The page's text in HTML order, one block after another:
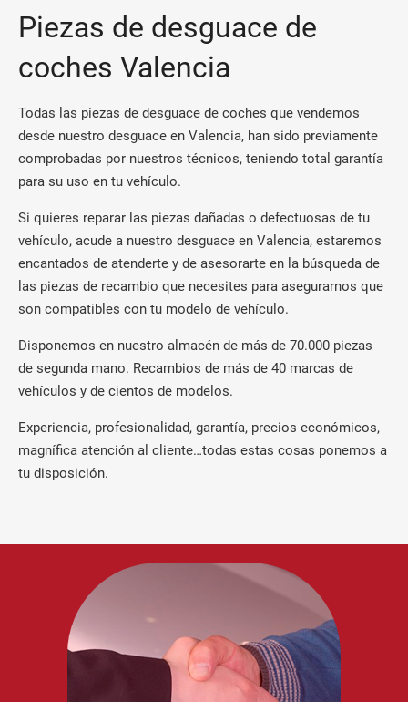
Piezas de desguace de
coches Valencia
Todas las piezas de desguace de coches que vendemos
desde nuestro desguace en Valencia, han sido previamente
comprobadas por nuestros técnicos, teniendo total garantía
para su uso en tu vehículo.
Si quieres reparar las piezas dañadas o defectuosas de tu
vehículo, acude a nuestro desguace en Valencia, estaremos
encantados de atenderte y de asesorarte en la búsqueda de
las piezas de recambio que necesites para asegurarnos que
son compatibles con tu modelo de vehículo.
Disponemos en nuestro almacén de más de 70.000 piezas
de segunda mano. Recambios de más de 40 marcas de
vehículos y de cientos de modelos.
Experiencia, profesionalidad, garantía, precios económicos,
magnífica atención al cliente…todas estas cosas ponemos a
tu disposición.